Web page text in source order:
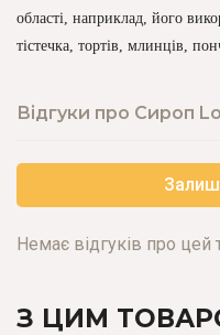
області, наприклад, його
тістечка, тортів, млинців,
Відгуки про Сироп
Немає відгуків про цей
З ЦИМ